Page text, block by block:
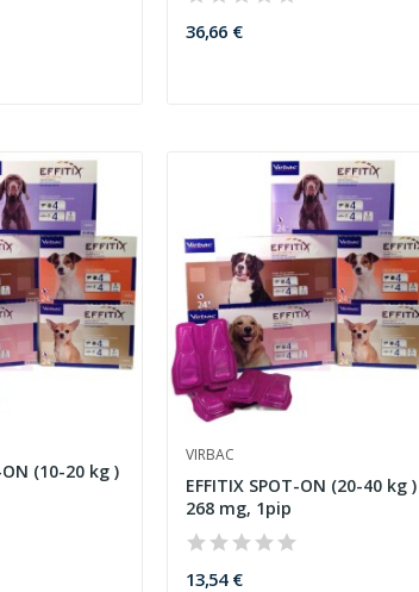
36,66 €
ON (10-20 kg )
VIRBAC
EFFITIX SPOT-ON (20-40 kg )
268 mg, 1pip
13,54 €